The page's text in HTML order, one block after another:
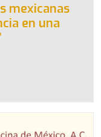
mexicanas
en una